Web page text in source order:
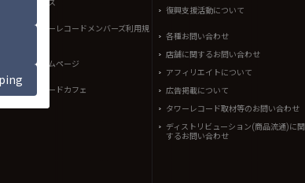
店舗サービス
規約（タワーレコードメンバーズ利用規
渋谷店ホームページ
タワーレコードカフェ
復興支援活動について
各種お問い合わせ
店舗に関するお問い合わせ
アフィリエイトについて
広告掲載について
タワーレコード取材等のお問い合わせ
ディストリビューション(商品流通)に関
するお問い合わせ